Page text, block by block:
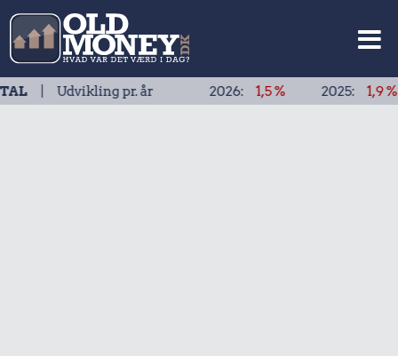
pr. år2026: 1,5 % 2025: 1,9 % 2024: